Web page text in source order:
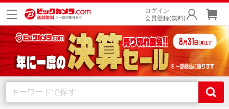
ログイン
会員登録(無料)